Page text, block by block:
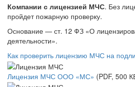
Компании с лицензией МЧС. Без
пройдет пожарную проверку.
Основание — ст. 12 ФЗ «О
деятельности».
Как проверить лицензию МЧС на
Лицензия МЧС ООО «МС» (PDF, 500